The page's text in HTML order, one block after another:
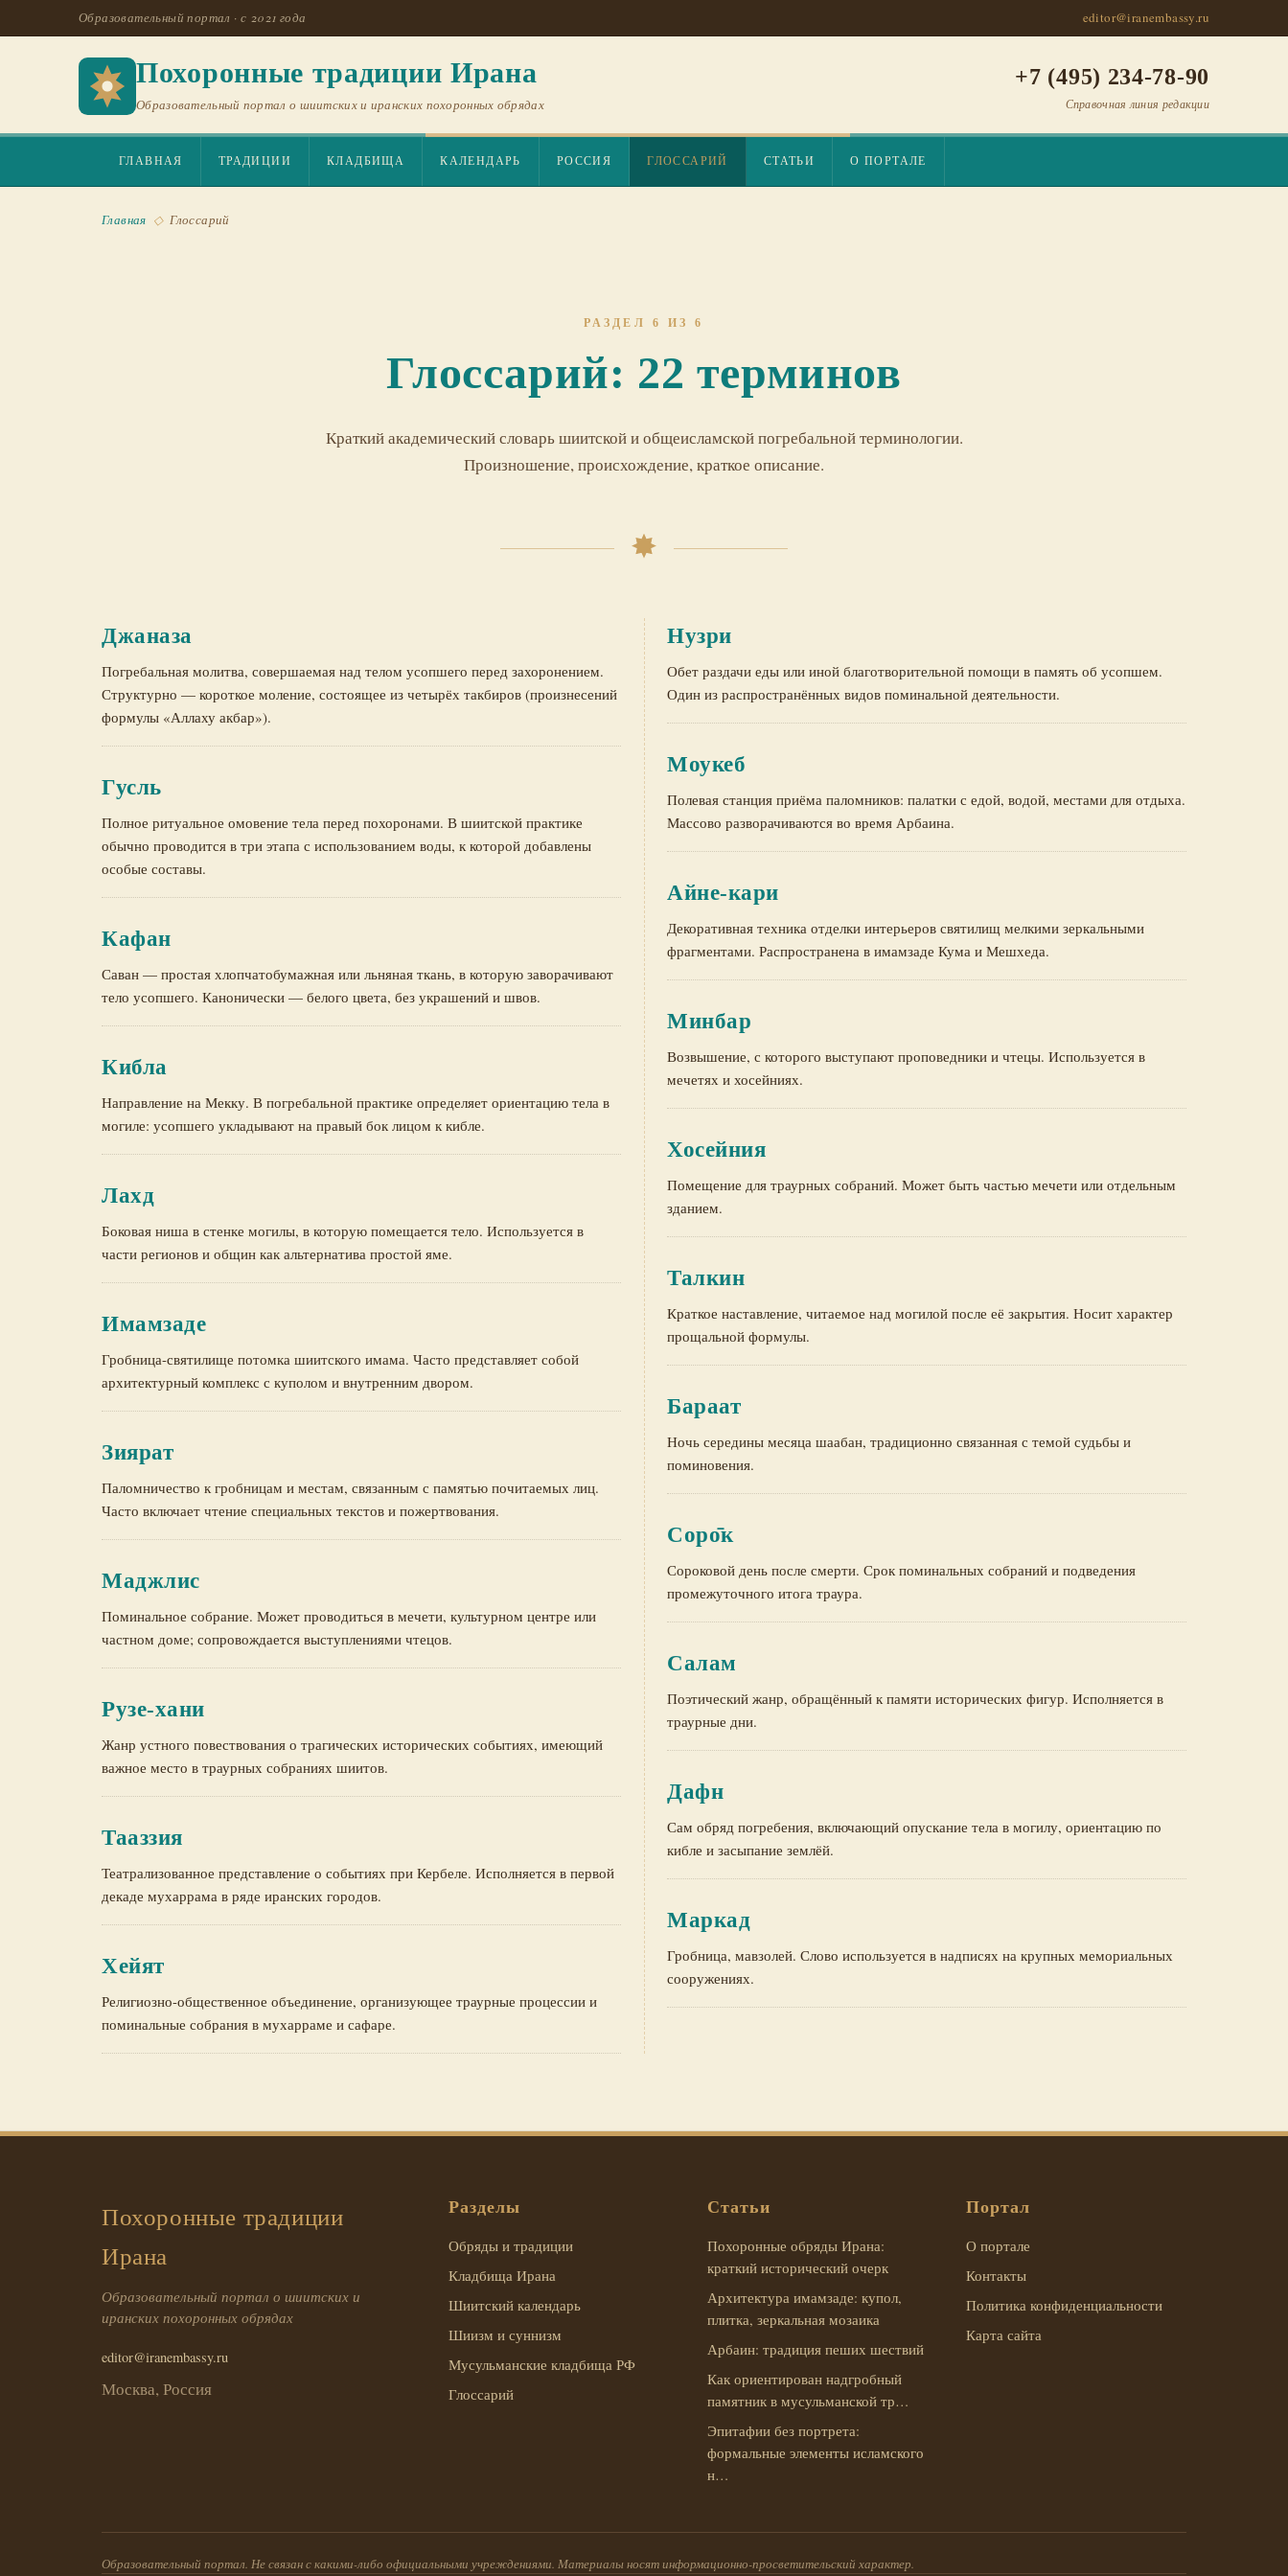
Образовательный портал · с 2021 года editor@iranembassy.ru
Похоронные традиции Ирана
Образовательный портал о шиитских и иранских похоронных обрядах
+7 (495) 234-78-90
Справочная линия редакции
ГЛАВНАЯ ТРАДИЦИИ КЛАДБИЩА КАЛЕНДАРЬ РОССИЯ ГЛОССАРИЙ СТАТЬИ О ПОРТАЛЕ
Главная ◇ Глоссарий
РАЗДЕЛ 6 ИЗ 6
Глоссарий: 22 терминов
Краткий академический словарь шиитской и общеисламской погребальной терминологии.
Произношение, происхождение, краткое описание.
Джаназа
Погребальная молитва, совершаемая над телом усопшего перед захоронением.
Структурно — короткое моление, состоящее из четырёх такбиров (произнесений
формулы «Аллаху акбар»).
Гусль
Полное ритуальное омовение тела перед похоронами. В шиитской практике
обычно проводится в три этапа с использованием воды, к которой добавлены
особые составы.
Кафан
Саван — простая хлопчатобумажная или льняная ткань, в которую заворачивают
тело усопшего. Канонически — белого цвета, без украшений и швов.
Кибла
Направление на Мекку. В погребальной практике определяет ориентацию тела в
могиле: усопшего укладывают на правый бок лицом к кибле.
Лахд
Боковая ниша в стенке могилы, в которую помещается тело. Используется в
части регионов и общин как альтернатива простой яме.
Имамзаде
Гробница-святилище потомка шиитского имама. Часто представляет собой
архитектурный комплекс с куполом и внутренним двором.
Зиярат
Паломничество к гробницам и местам, связанным с памятью почитаемых лиц.
Часто включает чтение специальных текстов и пожертвования.
Маджлис
Поминальное собрание. Может проводиться в мечети, культурном центре или
частном доме; сопровождается выступлениями чтецов.
Рузе-хани
Жанр устного повествования о трагических исторических событиях, имеющий
важное место в траурных собраниях шиитов.
Тааззия
Театрализованное представление о событиях при Кербеле. Исполняется в первой
декаде мухаррама в ряде иранских городов.
Хейят
Религиозно-общественное объединение, организующее траурные процессии и
поминальные собрания в мухарраме и сафаре.
Нузри
Обет раздачи еды или иной благотворительной помощи в память об усопшем.
Один из распространённых видов поминальной деятельности.
Моукеб
Полевая станция приёма паломников: палатки с едой, водой, местами для отдыха.
Массово разворачиваются во время Арбаина.
Айне-кари
Декоративная техника отделки интерьеров святилищ мелкими зеркальными
фрагментами. Распространена в имамзаде Кума и Мешхеда.
Минбар
Возвышение, с которого выступают проповедники и чтецы. Используется в
мечетях и хосейниях.
Хосейния
Помещение для траурных собраний. Может быть частью мечети или отдельным
зданием.
Талкин
Краткое наставление, читаемое над могилой после её закрытия. Носит характер
прощальной формулы.
Бараат
Ночь середины месяца шаабан, традиционно связанная с темой судьбы и
поминовения.
Соро̄к
Сороковой день после смерти. Срок поминальных собраний и подведения
промежуточного итога траура.
Салам
Поэтический жанр, обращённый к памяти исторических фигур. Исполняется в
траурные дни.
Дафн
Сам обряд погребения, включающий опускание тела в могилу, ориентацию по
кибле и засыпание землёй.
Маркад
Гробница, мавзолей. Слово используется в надписях на крупных мемориальных
сооружениях.
Похоронные традиции
Ирана
Образовательный портал о шиитских и
иранских похоронных обрядах
editor@iranembassy.ru
Москва, Россия
Разделы
Обряды и традиции
Кладбища Ирана
Шиитский календарь
Шиизм и суннизм
Мусульманские кладбища РФ
Глоссарий
Статьи
Похоронные обряды Ирана:
краткий исторический очерк
Архитектура имамзаде: купол,
плитка, зеркальная мозаика
Арбаин: традиция пеших шествий
Как ориентирован надгробный
памятник в мусульманской тр…
Эпитафии без портрета:
формальные элементы исламского
н…
Портал
О портале
Контакты
Политика конфиденциальности
Карта сайта
Образовательный портал. Не связан с какими-либо официальными учреждениями. Материалы носят информационно-просветительский характер.